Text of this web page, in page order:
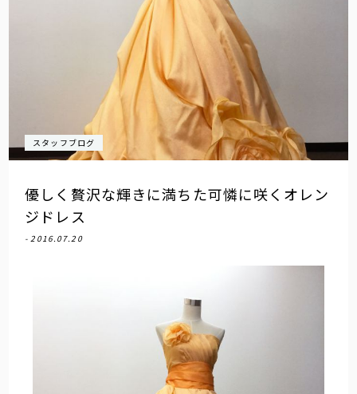
スタッフブログ
優しく贅沢な輝きに満ちた可憐に咲くオレン
ジドレス
- 2016.07.20